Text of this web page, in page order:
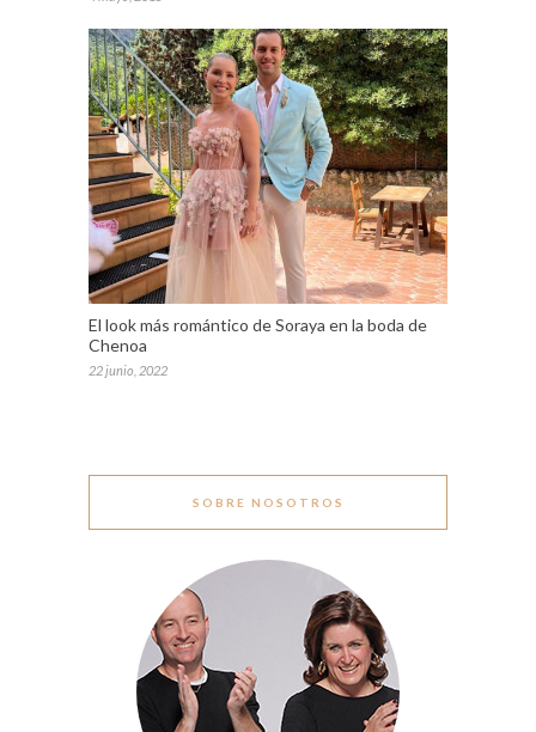
El look más romántico de Soraya en la boda de
Chenoa
22 junio, 2022
SOBRE NOSOTROS